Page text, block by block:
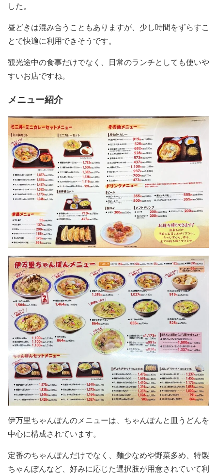
した。
昼どきは混み合うこともありますが、少し時間をずらすこ
とで快適に利用できそうです。
観光途中の食事だけでなく、日常のランチとしても使いや
すいお店ですね。
メニュー紹介
伊万里ちゃんぽんのメニューは、ちゃんぽんと皿うどんを
中心に構成されています。
定番のちゃんぽんだけでなく、麺少なめや野菜多め、特製
ちゃんぽんなど、好みに応じた選択肢が用意されていて利